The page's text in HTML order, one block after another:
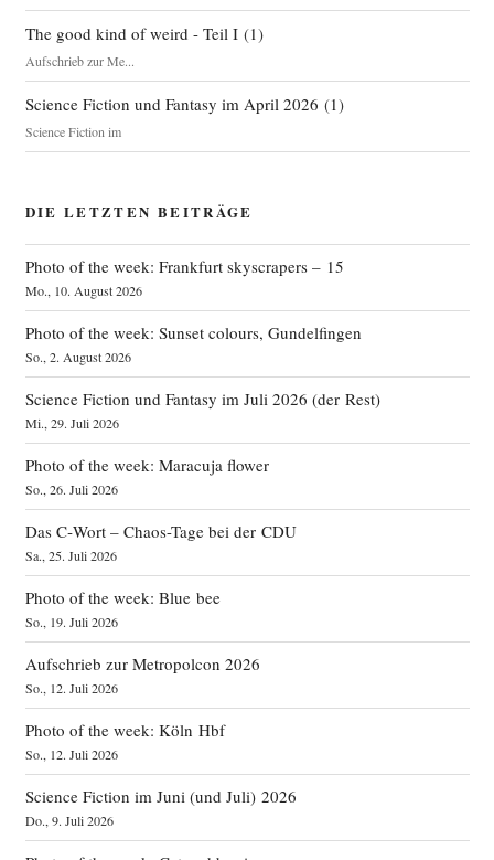
The good kind of weird - Teil I(1)
Aufschrieb zur Me...
Science Fiction und Fantasy im April 2026 (1)
Science Fiction im
DIE LETZTEN BEITRÄGE
Photo of the week: Frankfurt skyscrapers – 15
Mo., 10. August 2026
Photo of the week: Sunset colours, Gundelfingen
So., 2. August 2026
Science Fiction und Fantasy im Juli 2026 (der Rest)
Mi., 29. Juli 2026
Photo of the week: Maracuja flower
So., 26. Juli 2026
Das C‑Wort – Chaos-Tage bei der CDU
Sa., 25. Juli 2026
Photo of the week: Blue bee
So., 19. Juli 2026
Aufschrieb zur Metropolcon 2026
So., 12. Juli 2026
Photo of the week: Köln Hbf
So., 12. Juli 2026
Science Fiction im Juni (und Juli) 2026
Do., 9. Juli 2026